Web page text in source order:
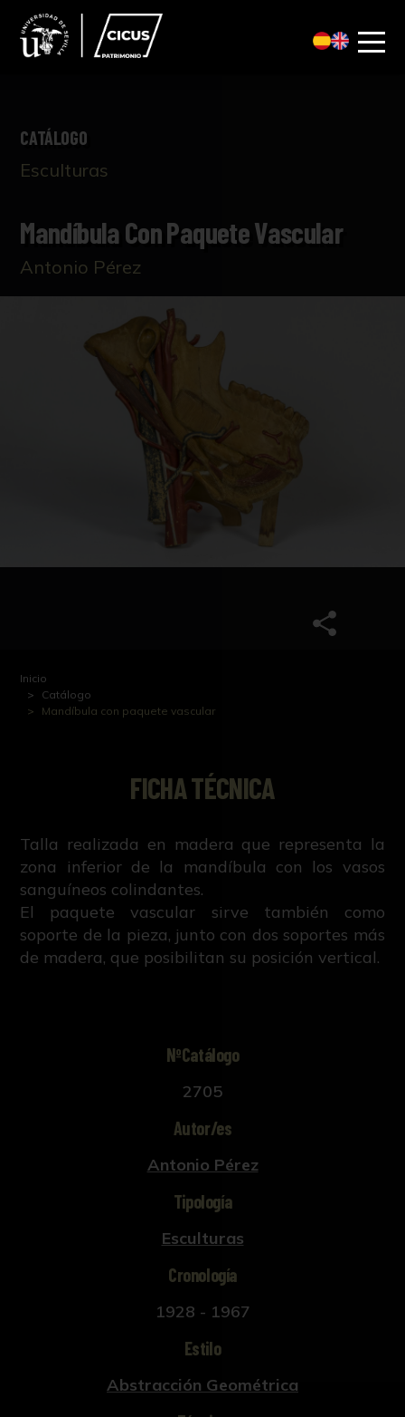
CATÁLOGO
Esculturas
Mandíbula Con Paquete Vascular
Antonio Pérez
Inicio
Catálogo
Mandíbula con paquete vascular
FICHA TÉCNICA
Talla realizada en madera que representa la
zona inferior de la mandíbula con los vasos
sanguíneos colindantes.
El paquete vascular sirve también como
soporte de la pieza, junto con dos soportes más
de madera, que posibilitan su posición vertical.
NºCatálogo
2705
Autor/es
Antonio Pérez
Tipología
Esculturas
Cronología
1928 - 1967
Estilo
Abstracción Geométrica